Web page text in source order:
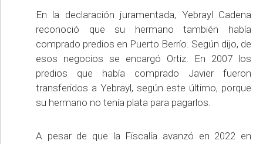
En la declaración juramentada, Yebrayl Cadena
reconoció que su hermano también había
comprado predios en Puerto Berrío. Según dijo, de
esos negocios se encargó Ortiz. En 2007 los
predios que había comprado Javier fueron
transferidos a Yebrayl, según este último, porque
su hermano no tenía plata para pagarlos.
A pesar de que la Fiscalía avanzó en 2022 en